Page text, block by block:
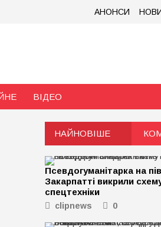
АНОНСИ
ВІДЕО
НАЙНОВІШЕ
Псевдогуманітарка на
Закарпатті викрили
спецтехніки
clipnews 0